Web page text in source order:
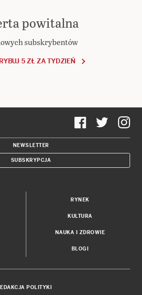
powitalna
subskrybentów
5 ZŁ ZA TYDZIEŃ
NEWSLETTER
SUBSKRYPCJA
RYNEK
KULTURA
NAUKA I ZDROWIE
BLOGI
POLITYKI